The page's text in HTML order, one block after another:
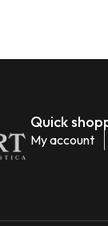
Quick
My account